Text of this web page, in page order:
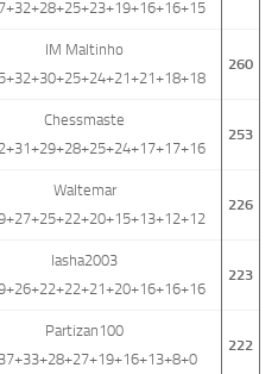
IM Maltinho
260
Chessmaste
253
Waltemar
226
lasha2003
223
Partizan100
222